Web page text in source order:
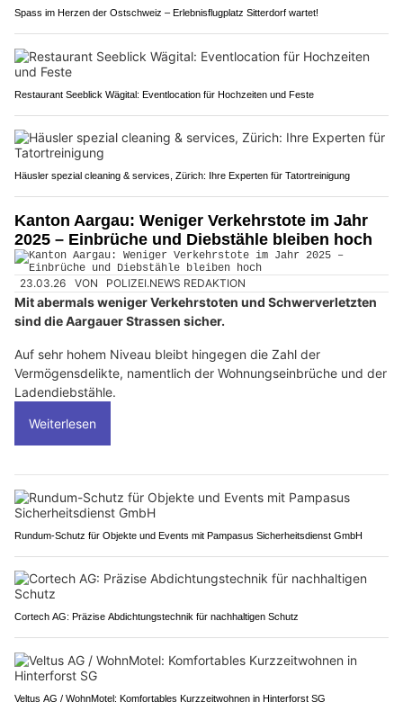
Spass im Herzen der Ostschweiz – Erlebnisflugplatz Sitterdorf wartet!
Restaurant Seeblick Wägital: Eventlocation für Hochzeiten und Feste
Häusler spezial cleaning & services, Zürich: Ihre Experten für Tatortreinigung
Kanton Aargau: Weniger Verkehrstote im Jahr
2025 – Einbrüche und Diebstähle bleiben hoch
23.03.26 VON POLIZEI.NEWS REDAKTION
Mit abermals weniger Verkehrstoten und Schwerverletzten
sind die Aargauer Strassen sicher.
Auf sehr hohem Niveau bleibt hingegen die Zahl der
Vermögensdelikte, namentlich der Wohnungseinbrüche und der
Ladendiebstähle.
Weiterlesen
Rundum-Schutz für Objekte und Events mit Pampasus Sicherheitsdienst GmbH
Cortech AG: Präzise Abdichtungstechnik für nachhaltigen Schutz
Veltus AG / WohnMotel: Komfortables Kurzzeitwohnen in Hinterforst SG